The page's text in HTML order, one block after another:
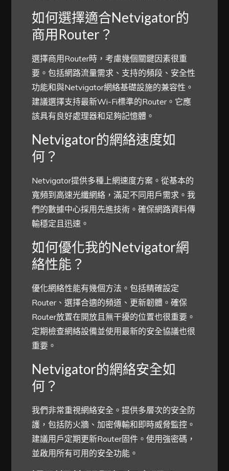
如何選擇適合Netvigator的
商用Router？
選擇商用Router時，考慮幾個關鍵因素很重
要。包括網路流量需求、支持的頻段、安全性
功能和與Netvigator網絡基礎設施的兼容性。
建議選擇支持最新Wi-Fi標準的Router。它應
該具有良好處理器和足夠記憶體。
Netvigator的網絡速度如
何？
Netvigator提供多種上網速度方案。從基本的
寬頻到高速光纖網絡，滿足不同用戶需求。我
們的數據中心採用先進技術。確保網路資料傳
輸穩定且迅速。
如何優化我的Netvigator網
絡性能？
優化網絡性能有幾個方法。包括精確設定
Router、選擇合適的頻道、更新韌體。確保
Router放置在開放且無干擾的位置也很重要。
定期檢查網絡設備並使用最新的安全協議也很
重要。
Netvigator的網絡安全如
何？
我們非常重視網絡安全。提供多層次的安全防
護，包括防火牆、加密傳輸和即時威脅監控。
建議用戶定期更新Router固件。使用強密碼，
並啟用所有可用的安全功能。